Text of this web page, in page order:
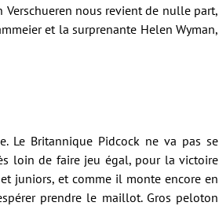
Verschueren nous revient de nulle part,
et la surprenante Helen Wyman,
Le Britannique Pidcock ne va pas se
loin de faire jeu égal, pour la victoire
juniors, et comme il monte encore en
prendre le maillot. Gros peloton